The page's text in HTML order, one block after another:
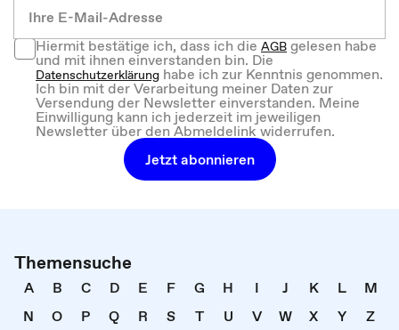
Hiermit bestätige ich, dass ich dieAGBgelesen habe
und mit ihnen einverstanden bin. Die
Datenschutzerklärung habe ich zur Kenntnis genommen.
Ich bin mit der Verarbeitung meiner Daten zur
Versendung der Newsletter einverstanden. Meine
Einwilligung kann ich jederzeit im jeweiligen
Newsletter über den Abmeldelink widerrufen.
Jetzt abonnieren
Themensuche
A B C D E F G H I J K L
M
N
O P Q R S T U V W X Y
Z